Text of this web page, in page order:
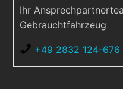
Ihr
Gebrauchtfahrzeug
+49 2832 124-676